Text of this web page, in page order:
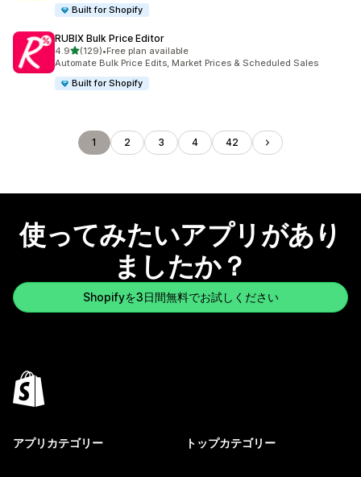
Built for Shopify
RUBIX Bulk Price Editor
4.95つ星中
(129)
合計レビュー数：129件
•Free plan available
Automate Bulk Price Edits, Market Prices & Scheduled Sales
Built for Shopify
1 2 3 4 42
使ってみたいアプリがあり
ましたか？
Shopifyを3日間無料でお試しください
アプリカテゴリー トップカテゴリー